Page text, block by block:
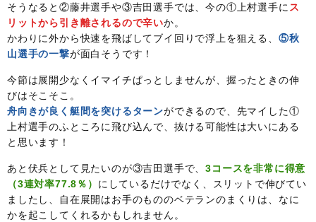
そうなると②藤井選手や③吉田選手では、今の①上村選手に ス
リットから引き離されるので辛いか。
かわりに外から快速を飛ばしてブイ回りで浮上を狙える、 ⑤秋
山選手の一撃が面白そうです！
今節は展開少なくイマイチぱっとしませんが、握ったときの伸
びはそこそこ。
舟向きが良く艇間を突けるターンができるので、先マイした①
上村選手のふところに飛び込んで、抜ける可能性は大いにある
と思います！
あと伏兵として見たいのが③吉田選手で、3コースを非常に得意
（3連対率77.8％） にしているだけでなく、スリットで伸びてい
ましたし、自在展開はお手のもののベテランのまくりは、なに
かを起こしてくれるかもしれません。